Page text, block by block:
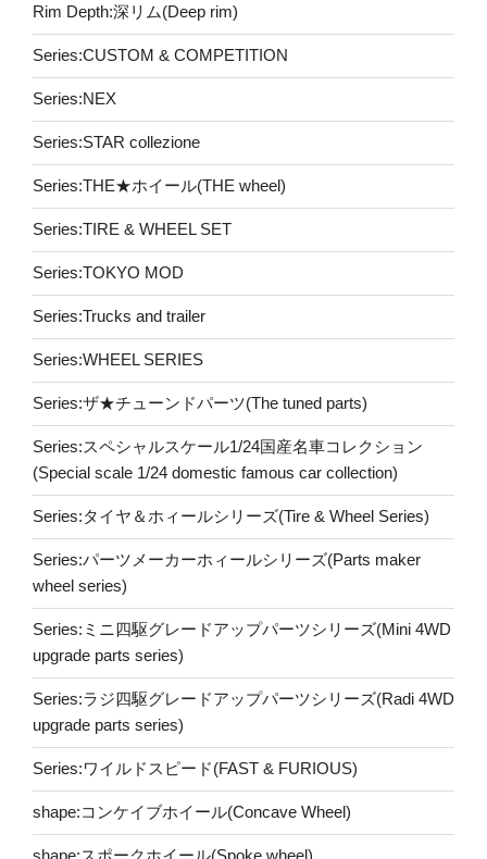
Rim Depth:深リム(Deep rim)
Series:CUSTOM & COMPETITION
Series:NEX
Series:STAR collezione
Series:THE★ホイール(THE wheel)
Series:TIRE & WHEEL SET
Series:TOKYO MOD
Series:Trucks and trailer
Series:WHEEL SERIES
Series:ザ★チューンドパーツ(The tuned parts)
Series:スペシャルスケール1/24国産名車コレクション
(Special scale 1/24 domestic famous car collection)
Series:タイヤ＆ホィールシリーズ(Tire & Wheel Series)
Series:パーツメーカーホィールシリーズ(Parts maker
wheel series)
Series:ミニ四駆グレードアップパーツシリーズ(Mini 4WD
upgrade parts series)
Series:ラジ四駆グレードアップパーツシリーズ(Radi 4WD
upgrade parts series)
Series:ワイルドスピード(FAST & FURIOUS)
shape:コンケイブホイール(Concave Wheel)
shape:スポークホイール(Spoke wheel)